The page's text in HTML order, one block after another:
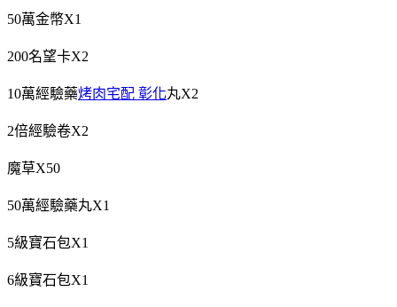
50萬金幣X1
200名望卡X2
10萬經驗藥烤肉宅配 彰化丸X2
2倍經驗卷X2
魔草X50
50萬經驗藥丸X1
5級寶石包X1
6級寶石包X1